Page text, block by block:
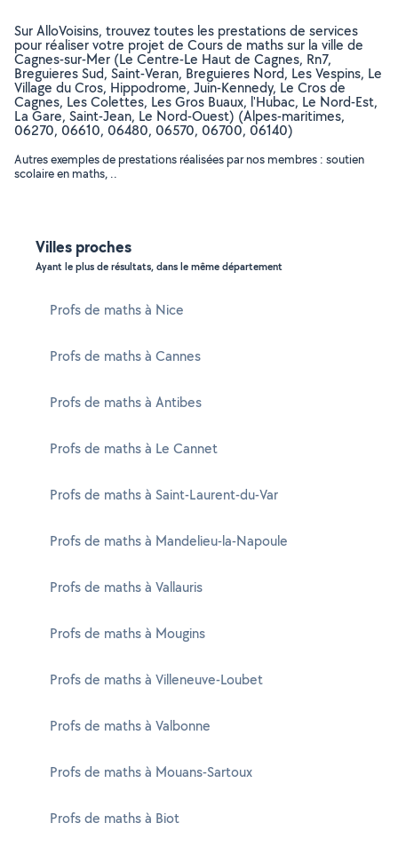
Sur AlloVoisins, trouvez toutes les prestations de services
pour réaliser votre projet de Cours de maths sur la ville de
Cagnes-sur-Mer (Le Centre-Le Haut de Cagnes, Rn7,
Breguieres Sud, Saint-Veran, Breguieres Nord, Les Vespins, Le
Village du Cros, Hippodrome, Juin-Kennedy, Le Cros de
Cagnes, Les Colettes, Les Gros Buaux, l'Hubac, Le Nord-Est,
La Gare, Saint-Jean, Le Nord-Ouest) (Alpes-maritimes,
06270, 06610, 06480, 06570, 06700, 06140)
Autres exemples de prestations réalisées par nos membres : soutien
scolaire en maths, ..
Villes proches
Ayant le plus de résultats, dans le même département
Profs de maths à Nice
Profs de maths à Cannes
Profs de maths à Antibes
Profs de maths à Le Cannet
Profs de maths à Saint-Laurent-du-Var
Profs de maths à Mandelieu-la-Napoule
Profs de maths à Vallauris
Profs de maths à Mougins
Profs de maths à Villeneuve-Loubet
Profs de maths à Valbonne
Profs de maths à Mouans-Sartoux
Profs de maths à Biot